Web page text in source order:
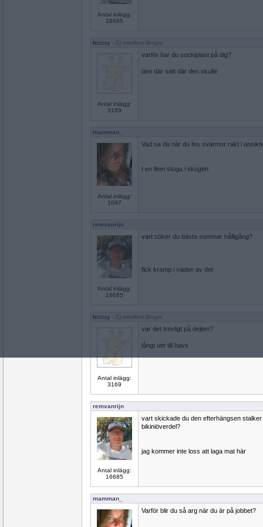
Antal inlägg:
16685
bizzzy - Ej medlem längre
Antal inlägg:
3169
varför har du sockiplast på dig?
den där satt där den skulle
mamman_
Antal inlägg:
1097
Vad sa du när du fes svärmor rakt i
I en liten stuga i skogen
remvanrijn
Antal inlägg:
16685
vart söker du bästa sommar hålligång?
fick kramp i vaden av det
bizzzy - Ej medlem längre
Antal inlägg:
3169
var det trevligt på dejten?
långt ute till havs
remvanrijn
Antal inlägg:
16685
vart skickade du den efterhängsen
bikiniöverdel?
jag kommer inte loss att laga mat här
mamman_
Varför blir du så arg när du är på jobbet?